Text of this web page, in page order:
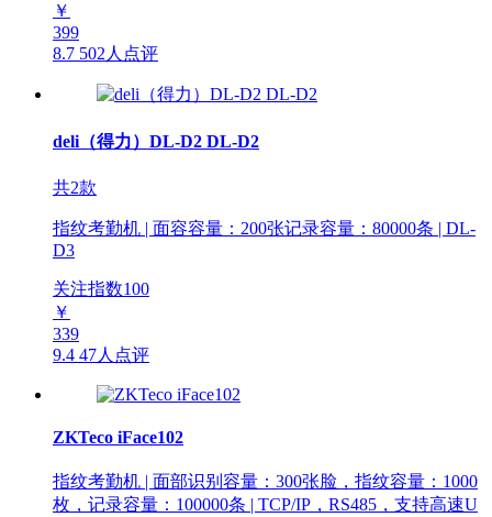
￥
399
8.7 502人点评
deli（得力）DL-D2 DL-D2
共2款
指纹考勤机 | 面容容量：200张记录容量：80000条 | DL-
D3
关注指数100
￥
339
9.4 47人点评
ZKTeco iFace102
指纹考勤机 | 面部识别容量：300张脸，指纹容量：1000
枚，记录容量：100000条 | TCP/IP，RS485，支持高速U